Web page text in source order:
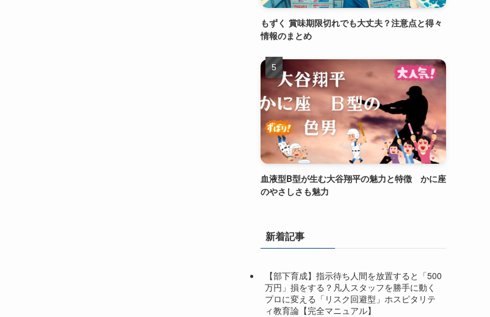
もずく 賞味期限切れでも大丈夫？注意点と得々
情報のまとめ
血液型B型が生む大谷翔平の魅力と特徴 かに座
のやさしさも魅力
新着記事
【部下育成】指示待ち人間を放置すると「500
万円」損をする？凡人スタッフを勝手に動く
プロに変える「リスク回避型」ホスピタリテ
ィ教育論【完全マニュアル】